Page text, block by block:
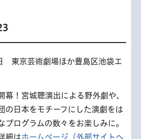
東京芸術劇場ほか豊島区池袋エ
幕！宮城聰演出による野外劇や、
の日本をモチーフにした演劇をは
プログラムの数々をお楽しみに。
細はホームページ（外部サイトへ